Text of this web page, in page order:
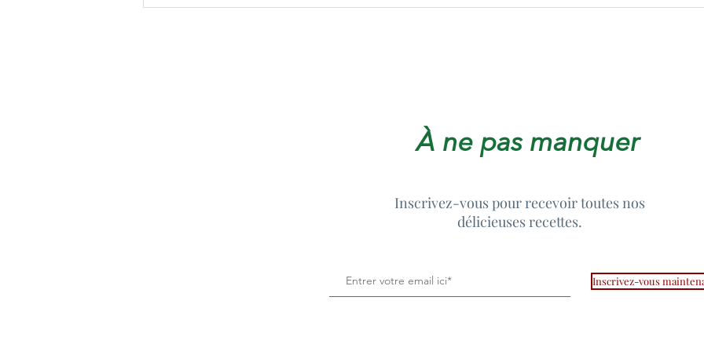
À ne pas manquer
Inscrivez-vous pour recevoir toutes nos
délicieuses recettes.
Inscrivez-vous